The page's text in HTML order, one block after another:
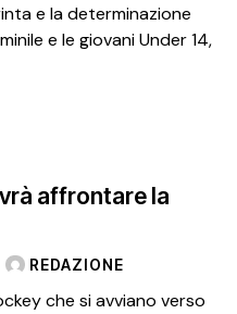
e la determinazione
e le giovani Under 14,
affrontare la
REDAZIONE
che si avviano verso